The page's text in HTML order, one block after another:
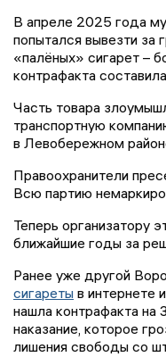
В апреле 2025 года
попытался вывезти за
«палёных» сигарет –
контрафакта
Часть товара
транспортную
в Левобережном
Правоохранители
Всю партию
Теперь организатору
ближайшие годы за
Ранее уже другой
сигареты в интернете
нашла контрафакта
наказание, которое
лишения свободы со